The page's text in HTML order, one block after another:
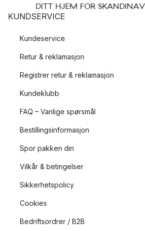
DITT HJEM FOR
KUNDSERVICE
Kundeservice
Retur & reklamasjon
Registrer retur & reklamasjon
Kundeklubb
FAQ – Vanlige spørsmål
Bestillingsinformasjon
Spor pakken din
Vilkår & betingelser
Sikkerhetspolicy
Cookies
Bedriftsordrer / B2B